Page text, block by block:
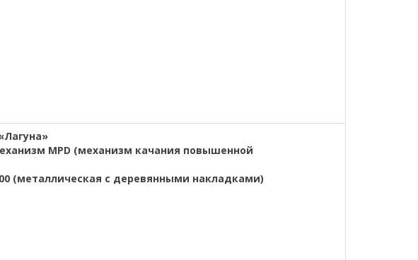
MPD (механизм качания повышенной
(металлическая с деревянными накладками)